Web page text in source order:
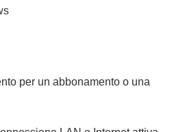
per un abbonamento o una